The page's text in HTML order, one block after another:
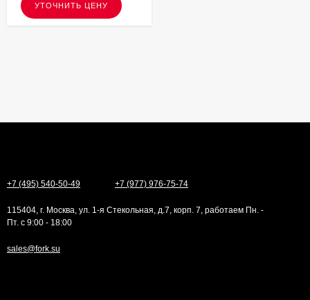
УТОЧНИТЬ ЦЕНУ
+7 (495) 540-50-49 +7 (977) 976-75-74
115404, г. Москва, ул. 1-я Стекольная, д.7, корп. 7, работаем Пн. -
Пт. с 9:00 - 18:00
sales@fork.su